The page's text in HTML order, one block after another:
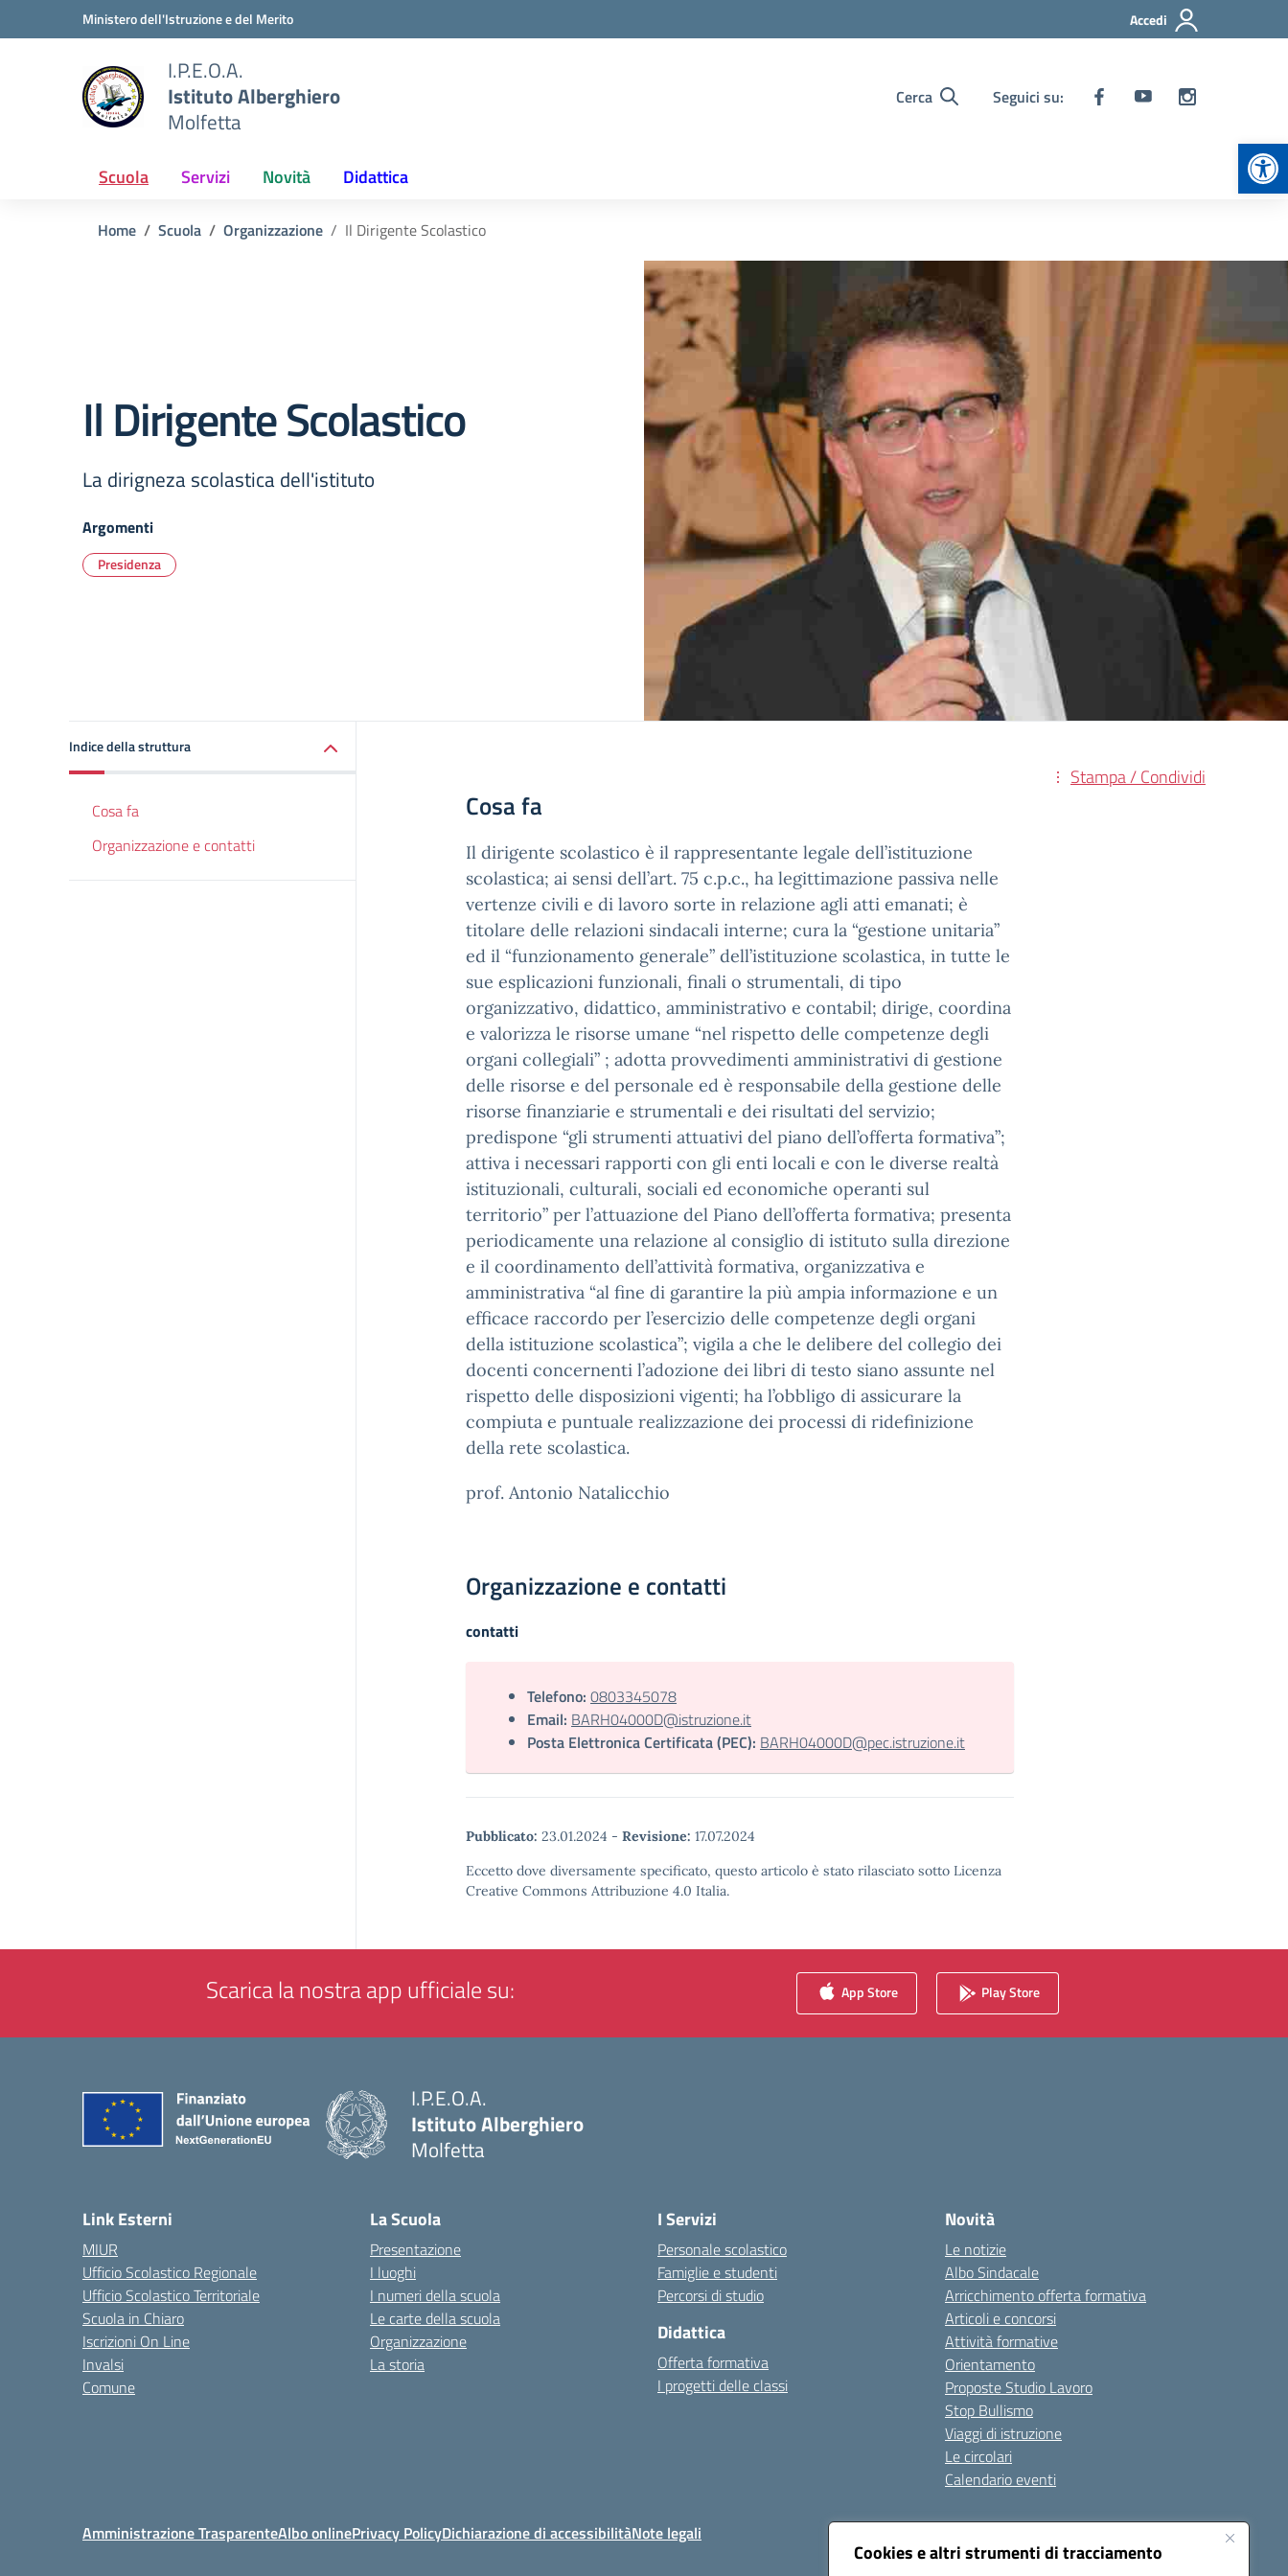
Cookies e altri strumenti di tracciamento
Vai ai contenuti
Vai al menu di navigazioneMinistero dell'Istruzione e del Merito Accedi
I.P.E.O.A.
Istituto Alberghiero
Molfetta
Cerca Seguici su:
Scuola Servizi Novità Didattica
Home Scuola Organizzazione Il Dirigente Scolastico
Il Dirigente Scolastico
La dirigneza scolastica dell'istituto
Argomenti
Presidenza
Indice della struttura
Cosa fa
Organizzazione e contatti
Stampa / Condividi
Cosa fa
Il dirigente scolastico è il rappresentante legale dell’istituzione
scolastica; ai sensi dell’art. 75 c.p.c., ha legittimazione passiva nelle
vertenze civili e di lavoro sorte in relazione agli atti emanati; è
titolare delle relazioni sindacali interne; cura la “gestione unitaria”
ed il “funzionamento generale” dell’istituzione scolastica, in tutte le
sue esplicazioni funzionali, finali o strumentali, di tipo
organizzativo, didattico, amministrativo e contabil; dirige, coordina
e valorizza le risorse umane “nel rispetto delle competenze degli
organi collegiali” ; adotta provvedimenti amministrativi di gestione
delle risorse e del personale ed è responsabile della gestione delle
risorse finanziarie e strumentali e dei risultati del servizio;
predispone “gli strumenti attuativi del piano dell’offerta formativa”;
attiva i necessari rapporti con gli enti locali e con le diverse realtà
istituzionali, culturali, sociali ed economiche operanti sul
territorio” per l’attuazione del Piano dell’offerta formativa; presenta
periodicamente una relazione al consiglio di istituto sulla direzione
e il coordinamento dell’attività formativa, organizzativa e
amministrativa “al fine di garantire la più ampia informazione e un
efficace raccordo per l’esercizio delle competenze degli organi
della istituzione scolastica”; vigila a che le delibere del collegio dei
docenti concernenti l’adozione dei libri di testo siano assunte nel
rispetto delle disposizioni vigenti; ha l’obbligo di assicurare la
compiuta e puntuale realizzazione dei processi di ridefinizione
della rete scolastica.
prof. Antonio Natalicchio
Organizzazione e contatti
contatti
Telefono: 0803345078
Email: BARH04000D@istruzione.it
Posta Elettronica Certificata (PEC): BARH04000D@pec.istruzione.it
Pubblicato: 23.01.2024 - Revisione: 17.07.2024
Eccetto dove diversamente specificato, questo articolo è stato rilasciato sotto Licenza
Creative Commons Attribuzione 4.0 Italia.
Scarica la nostra app ufficiale su: App Store Play Store
I.P.E.O.A.
Istituto Alberghiero
Molfetta
Link Esterni
MIUR
Ufficio Scolastico Regionale
Ufficio Scolastico Territoriale
Scuola in Chiaro
Iscrizioni On Line
Invalsi
Comune
La Scuola
Presentazione
I luoghi
I numeri della scuola
Le carte della scuola
Organizzazione
La storia
I Servizi
Personale scolastico
Famiglie e studenti
Percorsi di studio
Didattica
Offerta formativa
I progetti delle classi
Novità
Le notizie
Albo Sindacale
Arricchimento offerta formativa
Articoli e concorsi
Attività formative
Orientamento
Proposte Studio Lavoro
Stop Bullismo
Viaggi di istruzione
Le circolari
Calendario eventi
Amministrazione TrasparenteAlbo onlinePrivacy PolicyDichiarazione di accessibilitàNote legali Seguici su: